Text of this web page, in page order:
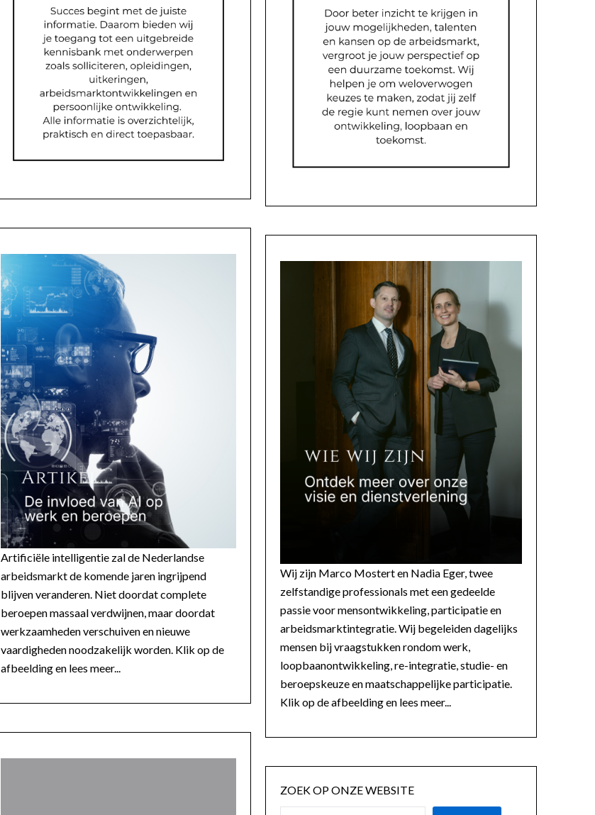
Artificiële intelligentie zal de Nederlandse
arbeidsmarkt de komende jaren ingrijpend
blijven veranderen. Niet doordat complete
beroepen massaal verdwijnen, maar doordat
werkzaamheden verschuiven en nieuwe
vaardigheden noodzakelijk worden. Klik op de
afbeelding en lees meer...
Wij zijn Marco Mostert en Nadia Eger, twee
zelfstandige professionals met een gedeelde
passie voor mensontwikkeling, participatie en
arbeidsmarktintegratie. Wij begeleiden dagelijks
mensen bij vraagstukken rondom werk,
loopbaanontwikkeling, re-integratie, studie- en
beroepskeuze en maatschappelijke participatie.
Klik op de afbeelding en lees meer...
ZOEK OP ONZE WEBSITE